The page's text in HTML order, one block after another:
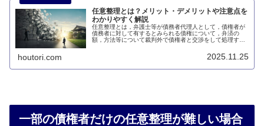
任意整理とは？メリット・デメリットや注意点を
わかりやすく解説
任意整理とは，弁護士等が債務者代理人として，債権者が
債務者に対して有するとみられる債権について，弁済の
額，方法等について裁判外で債権者と交渉をして処理する
houtori.com 2025.11.25
一部の債権者だけの任意整理が難しい場合